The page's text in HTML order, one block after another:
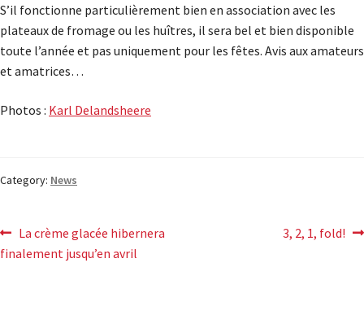
S’il fonctionne particulièrement bien en association avec les
plateaux de fromage ou les huîtres, il sera bel et bien disponible
toute l’année et pas uniquement pour les fêtes. Avis aux amateurs
et amatrices…
Photos : Karl Delandsheere
Category: News
La crème glacée hibernera
finalement jusqu’en avril
3, 2, 1, fold!